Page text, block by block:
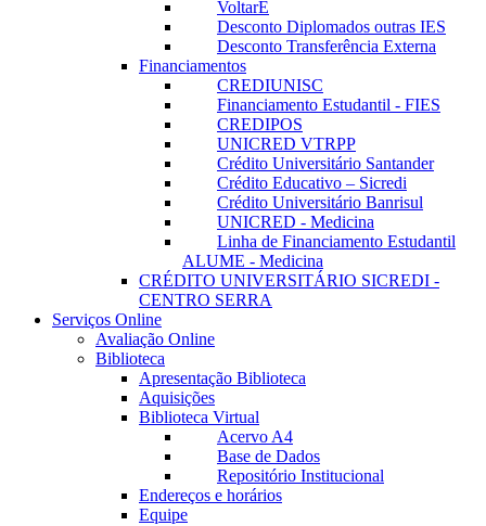
VoltarE
Desconto Diplomados outras IES
Desconto Transferência Externa
Financiamentos
CREDIUNISC
Financiamento Estudantil - FIES
CREDIPOS
UNICRED VTRPP
Crédito Universitário Santander
Crédito Educativo – Sicredi
Crédito Universitário Banrisul
UNICRED - Medicina
Linha de Financiamento Estudantil
ALUME - Medicina
CRÉDITO UNIVERSITÁRIO SICREDI -
CENTRO SERRA
Serviços Online
Avaliação Online
Biblioteca
Apresentação Biblioteca
Aquisições
Biblioteca Virtual
Acervo A4
Base de Dados
Repositório Institucional
Endereços e horários
Equipe